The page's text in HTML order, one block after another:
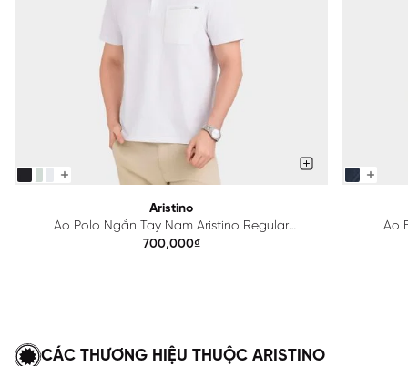
Aristino
Áo Polo Ngắn Tay Nam Aristino Regular
APS615EDP01
700,000₫
Áo
CÁC THƯƠNG HIỆU THUỘC ARISTINO